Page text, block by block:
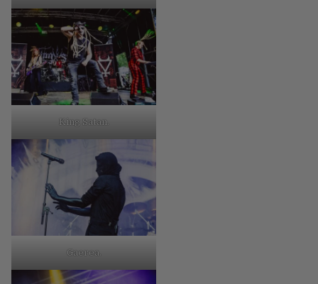
King Satan.
Gaerea.